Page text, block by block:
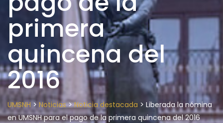
primera
quincena del
2016
UMSNH > Noticias>Noticia destacada > Liberada la nómina
en UMSNH para el pago de la primera quincena del 2016